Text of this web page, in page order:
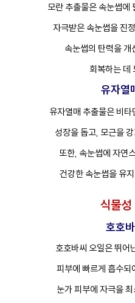
모란 추출물은 속눈썹에
자극받은 속눈썹을 진
속눈썹의 탄력을
회복하는 데
유자열
유자열매 추출물은 비
성장을 돕고, 모근을
또한, 속눈썹에 자연
건강한 속눈썹을 유
식물
호호
호호바씨 오일은 뛰어
피부에 빠르게 흡수되
눈가 피부에 자극을